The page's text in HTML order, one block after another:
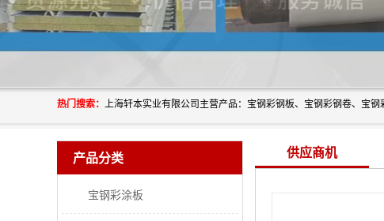
热门搜索：
产品分类
宝钢彩涂板
供应商机